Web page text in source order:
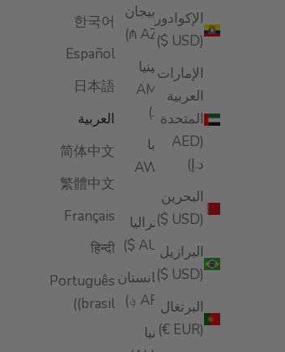
الإكوادور
(USD $)
الإمارات
العربية
المتحدة
(AED
د.إ)
البحرين
(USD $)
البرازيل
(USD $)
البرتغال
(EUR €)
أذربيجان
أرمينيا
(AMD
դր.)
أروبا
(AWG
أستراليا
(AUD $)
أفغانستان
(AFN ؋)
ألبانيا
한국어
Español
日本語
العربية
简体中文
繁體中文
Français
हिन्दी
Português
(brasil)